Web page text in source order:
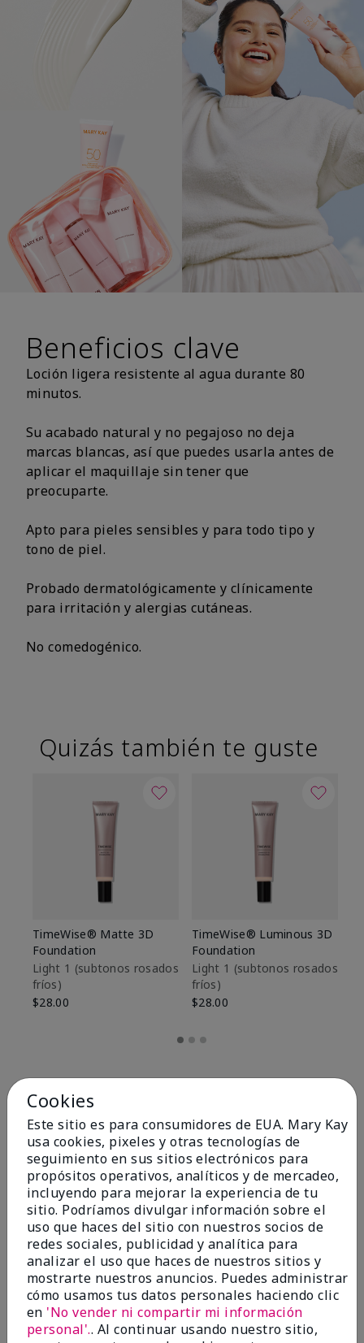
Beneficios clave
Loción ligera resistente al agua durante 80
minutos.
Su acabado natural y no pegajoso no deja
marcas blancas, así que puedes usarla antes de
aplicar el maquillaje sin tener que
preocuparte.
Apto para pieles sensibles y para todo tipo y
tono de piel.
Probado dermatológicamente y clínicamente
para irritación y alergias cutáneas.
No comedogénico.
Quizás también te guste
TimeWise® Matte 3D
Foundation
Light 1​ (subtonos rosados
fríos)
$28.00
TimeWise® Luminous 3D
Foundation
Light 1​ (subtonos rosados
fríos)
$28.00
OPINIONES
4.8
Cookies
Este sitio es para consumidores de EUA. Mary Kay
usa cookies, pixeles y otras tecnologías de
seguimiento en sus sitios electrónicos para
propósitos operativos, analíticos y de mercadeo,
incluyendo para mejorar la experiencia de tu
sitio. Podríamos divulgar información sobre el
uso que haces del sitio con nuestros socios de
redes sociales, publicidad y analítica para
analizar el uso que haces de nuestros sitios y
mostrarte nuestros anuncios. Puedes administrar
cómo usamos tus datos personales haciendo clic
en 'No vender ni compartir mi información
personal'.. Al continuar usando nuestro sitio,